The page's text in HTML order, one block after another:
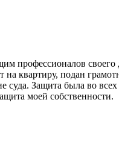
профессионалов своего
на квартиру, подан
суда. Защита была во всех
моей собственности.